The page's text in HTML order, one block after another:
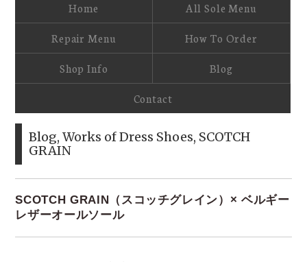
Home All Sole Menu
Repair Menu How To Order
Shop Info Blog
Contact
Blog,Works of Dress Shoes, SCOTCH
GRAIN
SCOTCH GRAIN（スコッチグレイン）× ベルギー
レザーオールソール